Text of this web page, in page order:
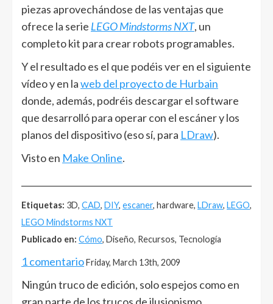
piezas aprovechándose de las ventajas que
ofrece la serie LEGO Mindstorms NXT, un
completo kit para crear robots programables.
Y el resultado es el que podéis ver en el siguiente
vídeo y en laweb del proyecto de Hurbain
donde, además, podréis descargar el software
que desarrolló para operar con el escáner y los
planos del dispositivo (eso sí, para LDraw).
Visto en Make Online.
Etiquetas: 3D, CAD, DIY, escaner, hardware, LDraw, LEGO,
LEGO Mindstorms NXT
Publicado en: Cómo, Diseño, Recursos, Tecnología
1 comentarioFriday, March 13th, 2009
Ningún truco de edición, solo espejos como en